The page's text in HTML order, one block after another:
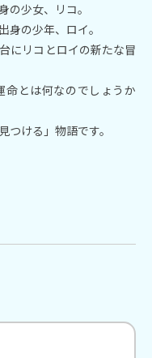
の少女、リコ。
身の少年、ロイ。
にリコとロイの新たな冒
命とは何なのでしょうか
ける」物語です。